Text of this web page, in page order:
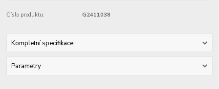
Číslo produktu: G2411038
Kompletní specifikace
Parametry